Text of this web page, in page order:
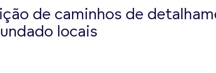
de caminhos de
locais